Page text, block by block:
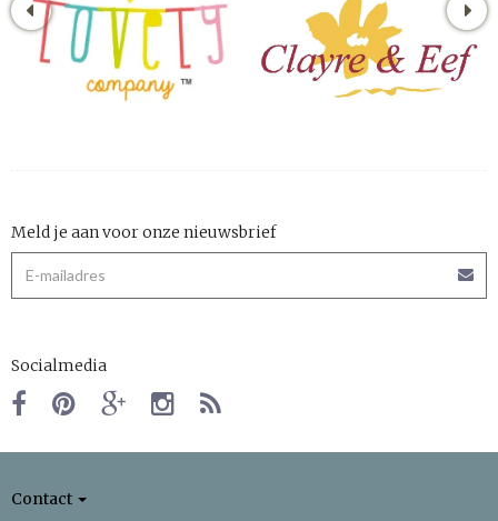
Meld je aan voor onze nieuwsbrief
Socialmedia
Contact